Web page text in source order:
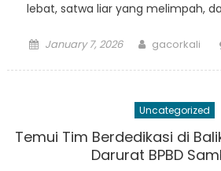
lebat, satwa liar yang melimpah,
Posted
January 7, 2026 Author
gacorkali
Uncategorized
Temui Tim Berdedikasi di
Darurat BPBD